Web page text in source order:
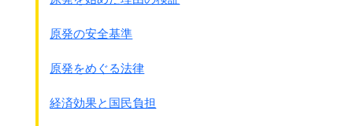
時間稼ぎで発熱をするのです。
微生物が安心して一気に増えてしまいます。
焦ってもっとサイトカインを出して
原発の安全基準
原発をめぐる法律
経済効果と国民負担